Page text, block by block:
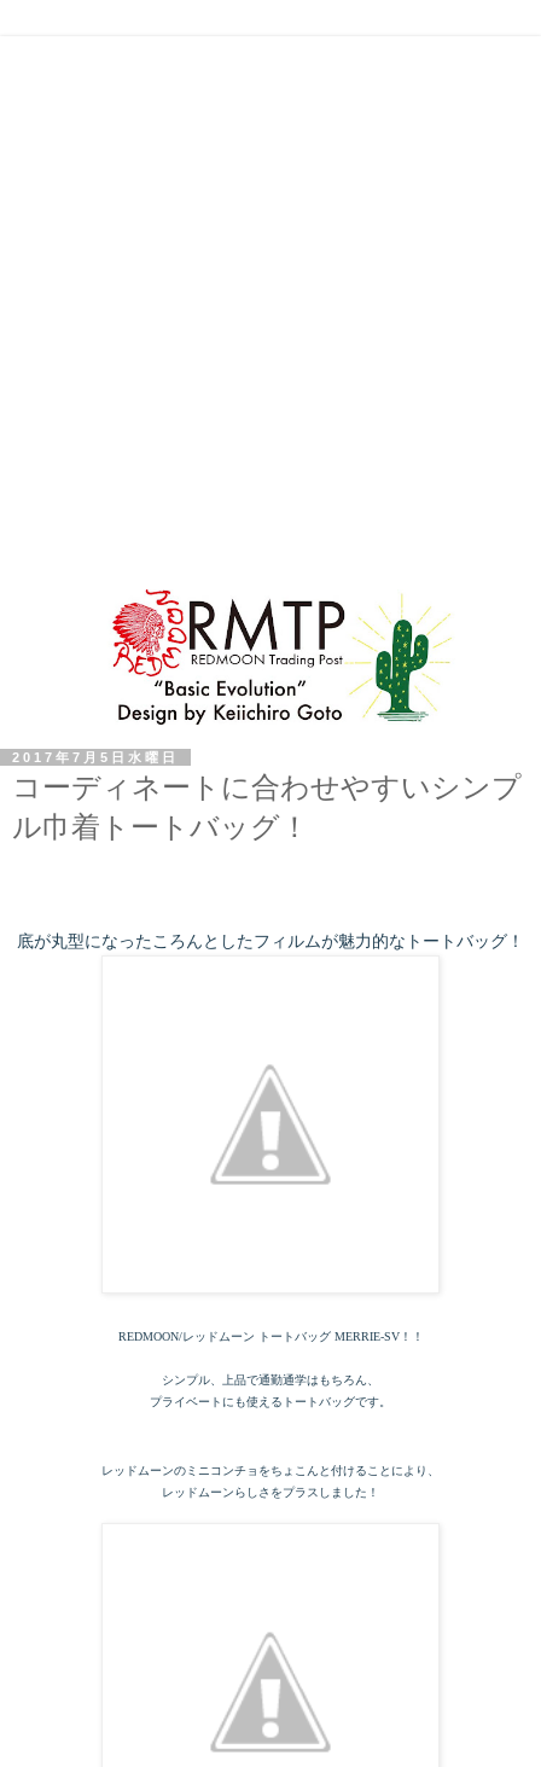
2017年7月5日水曜日
コーディネートに合わせやすいシンプ
ル巾着トートバッグ！
底が丸型になったころんとしたフィルムが魅力的なトートバッグ！
REDMOON/レッドムーン トートバッグ MERRIE-SV！！
シンプル、上品で通勤通学はもちろん、
プライベートにも使えるトートバッグです。
レッドムーンのミニコンチョをちょこんと付けることにより、
レッドムーンらしさをプラスしました！